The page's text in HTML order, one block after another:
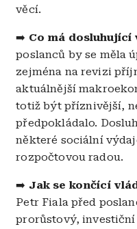
věcí.
➡️ Co má dosluhující
poslanců by se měla
zejména na revizi
aktuálnější
totiž být příznivější,
předpokládalo.
některé sociální
rozpočtovou radou.
➡️ Jak se končící
Petr Fiala před
prorůstový, investiční